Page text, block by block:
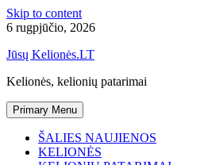
Skip to content
6 rugpjūčio, 2026
Jūsų Kelionės.LT
Kelionės, kelionių patarimai
Primary Menu
ŠALIES NAUJIENOS
KELIONĖS